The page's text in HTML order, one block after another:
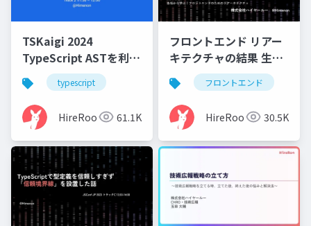
TSKaigi 2024
TypeScript ASTを利用
したコードジェネレー
ターの実装入門
typescript
HireRoo 61.1K
フロントエンド リアー
キテクチャの結果 生じ
たワークフローの変化
フロントエンド
HireRoo 30.5K